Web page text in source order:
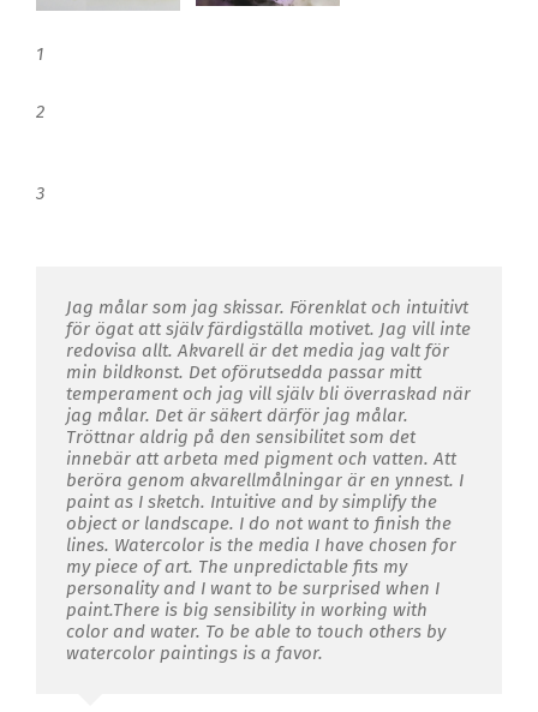
1
2
3
Jag målar som jag skissar. Förenklat och intuitivt
för ögat att själv färdigställa motivet. Jag vill inte
redovisa allt. Akvarell är det media jag valt för
min bildkonst. Det oförutsedda passar mitt
temperament och jag vill själv bli överraskad när
jag målar. Det är säkert därför jag målar.
Tröttnar aldrig på den sensibilitet som det
innebär att arbeta med pigment och vatten. Att
beröra genom akvarellmålningar är en ynnest. I
paint as I sketch. Intuitive and by simplify the
object or landscape. I do not want to finish the
lines. Watercolor is the media I have chosen for
my piece of art. The unpredictable fits my
personality and I want to be surprised when I
paint.There is big sensibility in working with
color and water. To be able to touch others by
watercolor paintings is a favor.